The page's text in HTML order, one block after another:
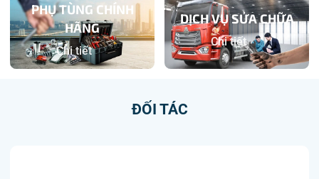
PHỤ TÙNG CHÍNH
HÃNG
Chi tiết
DỊCH VỤ SỬA CHỮA
Chi tiết
ĐỐI TÁC